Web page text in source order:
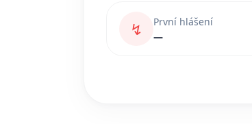
↯
První hlášení
—